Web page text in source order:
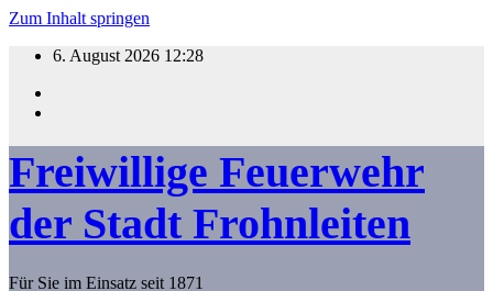
Zum Inhalt springen
6. August 2026 12:28
Freiwillige Feuerwehr
der Stadt Frohnleiten
Für Sie im Einsatz seit 1871